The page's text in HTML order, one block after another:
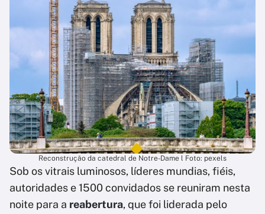
Reconstrução da catedral de Notre-Dame l Foto: pexels
Sob os vitrais luminosos, líderes mundias, fiéis,
autoridades e 1500 convidados se reuniram nesta
noite para a reabertura, que foi liderada pelo